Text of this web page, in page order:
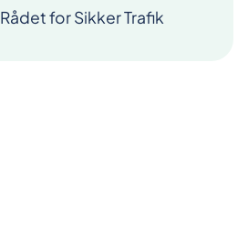
Rådet for Sikker Trafik